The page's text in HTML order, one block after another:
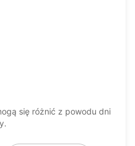
się różnić z powodu dni